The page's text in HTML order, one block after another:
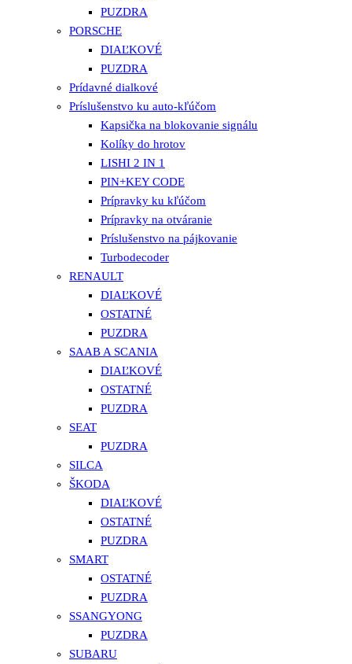
PUZDRA
PORSCHE
DIAĽKOVÉ
PUZDRA
Prídavné dialkové
Príslušenstvo ku auto-kľúčom
Kapsička na blokovanie signálu
Kolíky do hrotov
LISHI 2 IN 1
PIN+KEY CODE
Prípravky ku kľúčom
Prípravky na otváranie
Príslušenstvo na pájkovanie
Turbodecoder
RENAULT
DIAĽKOVÉ
OSTATNÉ
PUZDRA
SAAB A SCANIA
DIAĽKOVÉ
OSTATNÉ
PUZDRA
SEAT
PUZDRA
SILCA
ŠKODA
DIAĽKOVÉ
OSTATNÉ
PUZDRA
SMART
OSTATNÉ
PUZDRA
SSANGYONG
PUZDRA
SUBARU